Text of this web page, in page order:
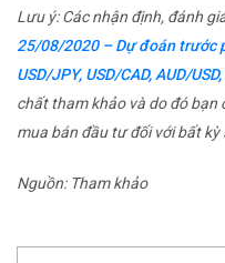
Lưu ý: Các nhận định, đánh
25/08/2020 – Dự đoán trước
USD/JPY, USD/CAD, AUD/
chất tham khảo và do đó bạn
mua bán đầu tư đối với bất
Nguồn: Tham khảo